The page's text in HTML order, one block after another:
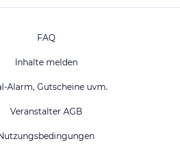
FAQ
Inhalte melden
Alarm, Gutscheine uvm.
Veranstalter AGB